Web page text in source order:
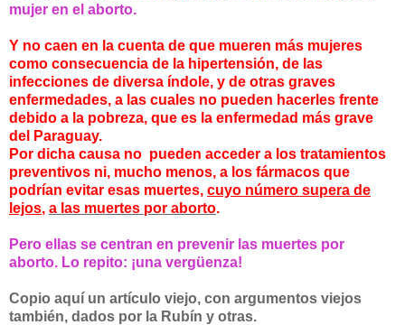
mujer en el aborto.
Y no caen en la cuenta de que mueren más mujeres
como consecuencia de la hipertensión, de las
infecciones de diversa índole, y de otras graves
enfermedades, a las cuales no pueden hacerles frente
debido a la pobreza, que es la enfermedad más grave
del Paraguay.
Por dicha causa no pueden acceder a los tratamientos
preventivos ni, mucho menos, a los fármacos que
podrían evitar esas muertes, cuyo número supera de
lejos, a las muertes por aborto.
Pero ellas se centran en prevenir las muertes por
aborto. Lo repito: ¡una vergüenza!
Copio aquí un artículo viejo, con argumentos viejos
también, dados por la Rubín y otras.